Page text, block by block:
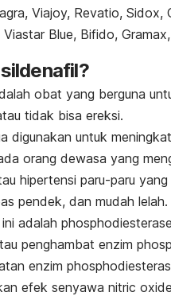
Viajoy, Revatio, Sidox,
Blue, Bifido,
obat yang berguna
tidak bisa ereksi.
digunakan untuk
orang dewasa yang
hipertensi paru-paru
pendek, dan mudah lelah.
adalah
penghambat enzim
enzim
efek senyawa nitric oxide